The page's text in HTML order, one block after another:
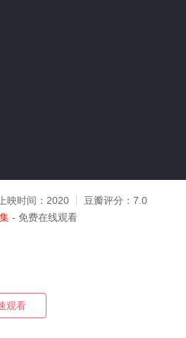
上映时间： 2020 豆瓣评分： 7.0
- 免费在线观看
观看